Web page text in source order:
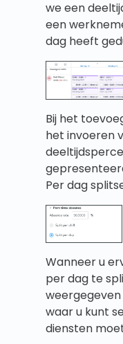
we een
een
dag heeft
Bij het
het invoeren
Per dag
Wanneer u
per dag te
waar u kunt
diensten